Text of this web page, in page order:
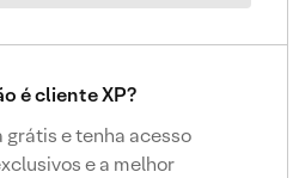
é cliente XP?
grátis e tenha acesso
e a melhor